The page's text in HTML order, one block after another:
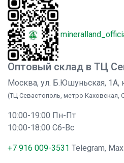
Оптовый склад в ТЦ
Москва, ул. Б.Юшуньская, 1А,
(ТЦ Севастополь, метро Каховская,
10:00-19:00 Пн-Пт
10:00-18:00 Сб-Вс
+7 916 009-3531 Telegram, Max